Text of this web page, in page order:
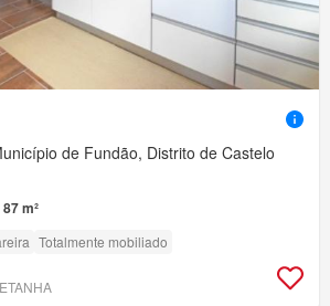
de Fundão, Distrito de Castelo
87 m²
Totalmente mobiliado